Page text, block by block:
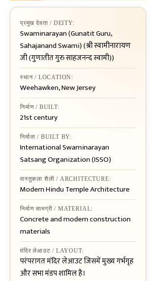
प्रमुख देवता / DEITY:
Swaminarayan (Gunatit Guru,
Sahajanand Swami) (श्री स्वामीनारायण
जी (गुणातीत गुरु साहजनन्द स्वामी))
स्थान / LOCATION:
Weehawken, New Jersey
निर्माण / BUILT:
21st century
निर्माता / BUILT BY:
International Swaminarayan
Satsang Organization (ISSO)
वास्तुकला शैली / ARCHITECTURE:
Modern Hindu Temple Architecture
निर्माण सामग्री / MATERIAL:
Concrete and modern construction
materials
मंदिर लेआउट / LAYOUT:
परंपरागत मंदिर लेआउट जिसमें मुख्य गर्भगृह
और सभा मंडप शामिल है।